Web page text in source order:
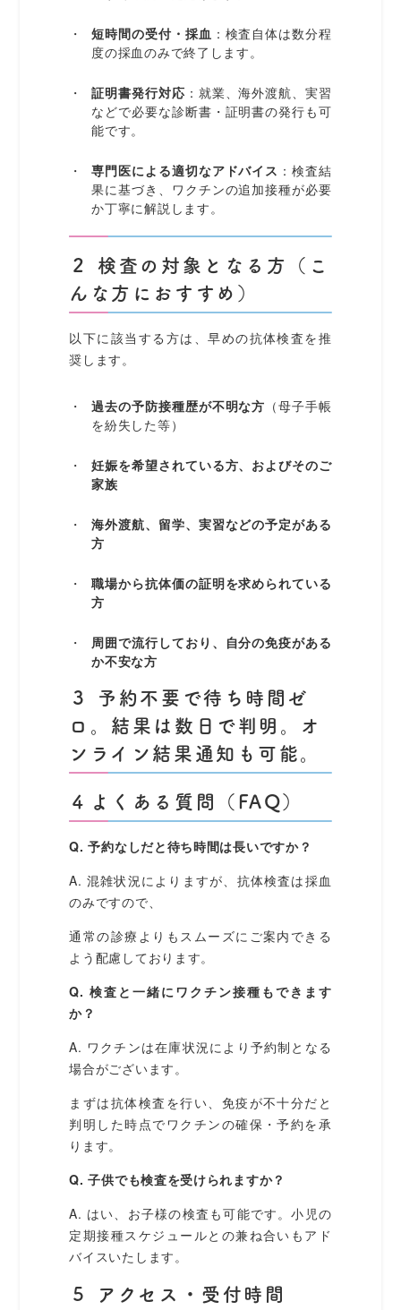
短時間の受付・採血 ：検査自体は数分程
度の採血のみで終了します。
証明書発行対応 ：就業、海外渡航、実習
などで必要な診断書・証明書の発行も可
能です。
専門医による適切なアドバイス ：検査結
果に基づき、ワクチンの追加接種が必要
か丁寧に解説します。
２ 検査の対象となる方（こ
んな方におすすめ）
以下に該当する方は、早めの抗体検査を推
奨します。
過去の予防接種歴が不明な方 （母子手帳
を紛失した等）
妊娠を希望されている方、およびそのご
家族
海外渡航、留学、実習などの予定がある
方
職場から抗体価の証明を求められている
方
周囲で流行しており、自分の免疫がある
か不安な方
３ 予約不要で待ち時間ゼ
ロ。結果は数日で判明。オ
ンライン結果通知も可能。
４よくある質問（FAQ）
Q. 予約なしだと待ち時間は長いですか？
A. 混雑状況によりますが、抗体検査は採血
のみですので、
通常の診療よりもスムーズにご案内できる
よう配慮しております。
Q. 検査と一緒にワクチン接種もできます
か？
A. ワクチンは在庫状況により予約制となる
場合がございます。
まずは抗体検査を行い、免疫が不十分だと
判明した時点でワクチンの確保・予約を承
ります。
Q. 子供でも検査を受けられますか？
A. はい、お子様の検査も可能です。小児の
定期接種スケジュールとの兼ね合いもアド
バイスいたします。
５ アクセス・受付時間